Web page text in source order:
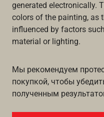
generated electronically.
colors of the painting, as
influenced by factors
material or lighting.
Мы рекомендуем
покупкой, чтобы
полученным